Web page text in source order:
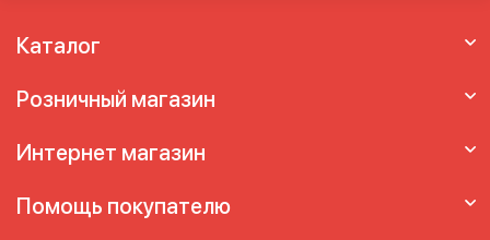
Бюстгальтер без лямок для большого
лямок Лифчик под платье
Каталог
Розничный магазин
Интернет магазин
Помощь покупателю